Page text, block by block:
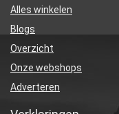
Alles winkelen
Blogs
Overzicht
Onze webshops
Adverteren